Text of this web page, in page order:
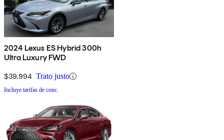
2024 Lexus ES Hybrid 300h
Ultra Luxury FWD
$39,994 Trato justo
Incluye tarifas de conc.